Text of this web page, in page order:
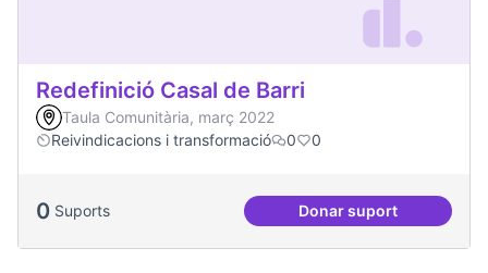
Redefinició Casal de Barri
Taula Comunitària, març 2022
Reivindicacions i transformació
0 0
0 Suports Donar suportRedefinició Casal